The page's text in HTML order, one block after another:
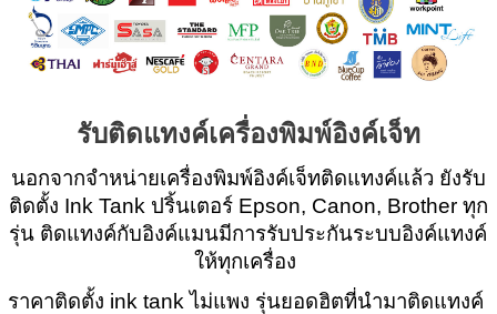
รับติดแทงค์เครื่องพิมพ์อิงค์เจ็ท
นอกจากจำหน่ายเครื่องพิมพ์อิงค์เจ็ทติดแทงค์แล้ว ยังรับ
ติดตั้ง Ink Tank ปริ้นเตอร์ Epson, Canon, Brother ทุก
รุ่น ติดแทงค์กับอิงค์แมนมีการรับประกันระบบอิงค์แทงค์
ให้ทุกเครื่อง
ราคาติดตั้ง ink tank ไม่แพง รุ่นยอดฮิตที่นำมาติดแทงค์